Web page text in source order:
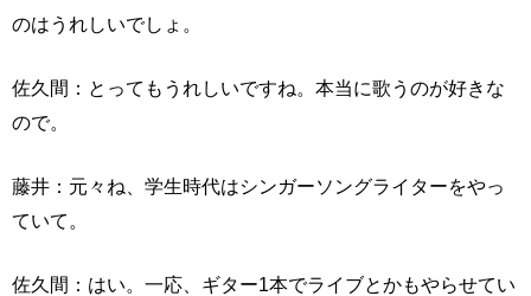
のはうれしいでしょ。
佐久間：とってもうれしいですね。本当に歌うのが好きな
ので。
藤井：元々ね、学生時代はシンガーソングライターをやっ
ていて。
佐久間：はい。一応、ギター1本でライブとかもやらせてい